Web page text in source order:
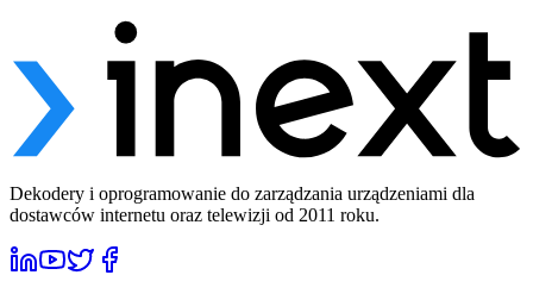
Dekodery i oprogramowanie do zarządzania urządzeniami dla
dostawców internetu oraz telewizji od 2011 roku.